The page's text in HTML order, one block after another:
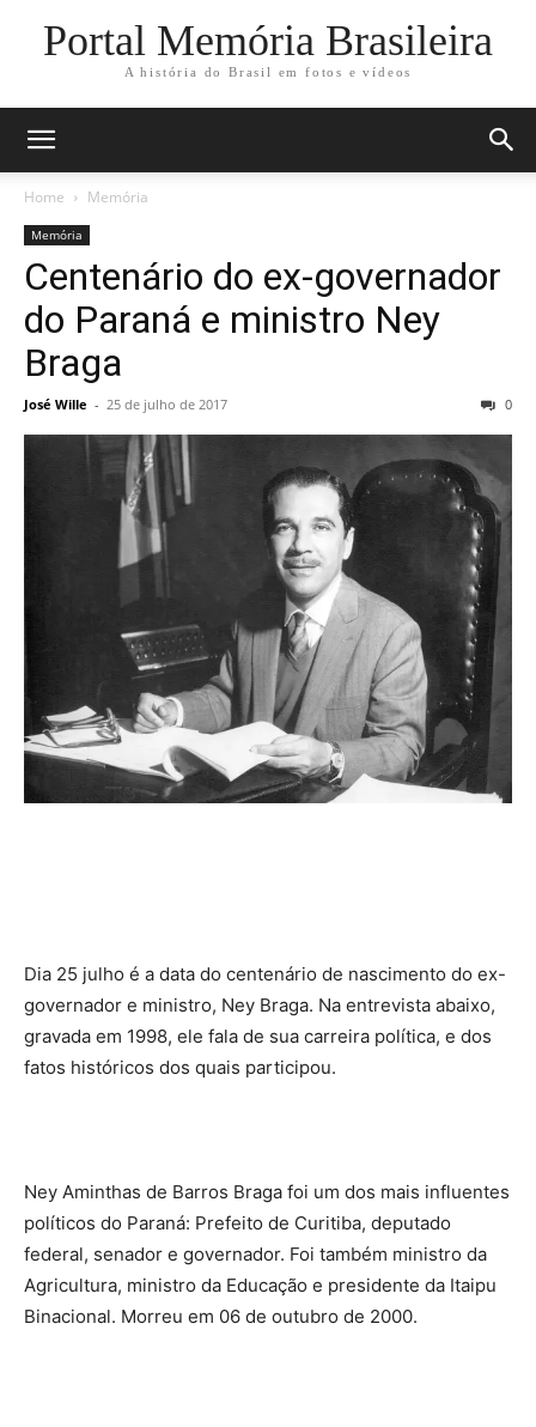
Portal Memória Brasileira
A história do Brasil em fotos e vídeos
Home Memória
Memória
Centenário do ex-governador
do Paraná e ministro Ney
Braga
José Wille - 25 de julho de 2017 0
Dia 25 julho é a data do centenário de nascimento do ex-
governador e ministro, Ney Braga. Na entrevista abaixo,
gravada em 1998, ele fala de sua carreira política, e dos
fatos históricos dos quais participou.
Ney Aminthas de Barros Braga foi um dos mais influentes
políticos do Paraná: Prefeito de Curitiba, deputado
federal, senador e governador. Foi também ministro da
Agricultura, ministro da Educação e presidente da Itaipu
Binacional. Morreu em 06 de outubro de 2000.